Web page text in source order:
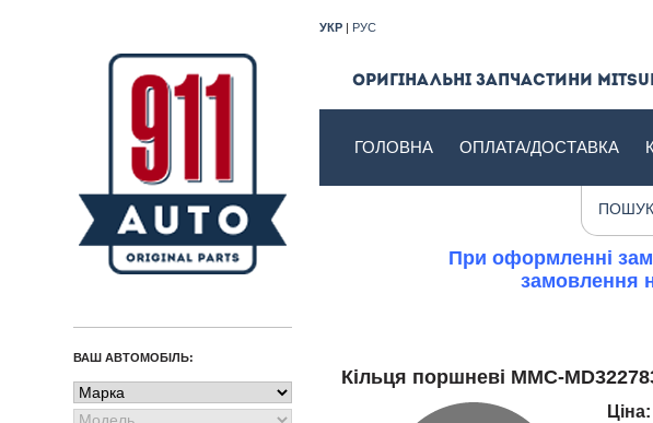
УКР | РУС
Оригінальні запчастини
ГОЛОВНА ОПЛАТА/ДОСТАВКА
При оформленні
замовлення
Кільця поршневі MMC-
Ціна:
ВАШ АВТОМОБІЛЬ: